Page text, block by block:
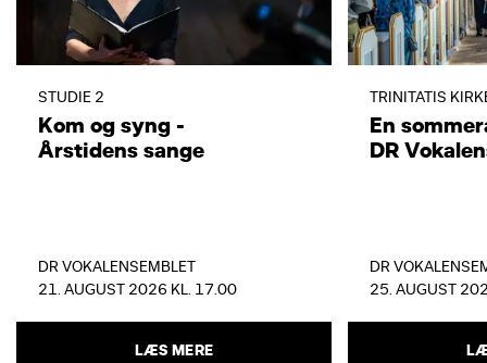
STUDIE 2
Kom og syng -
Årstidens sange
DR VOKALENSEMBLET
21. AUGUST 2026 KL. 17.00
LÆS MERE
TRINITATIS
En
DR
DR
25. AUGUST